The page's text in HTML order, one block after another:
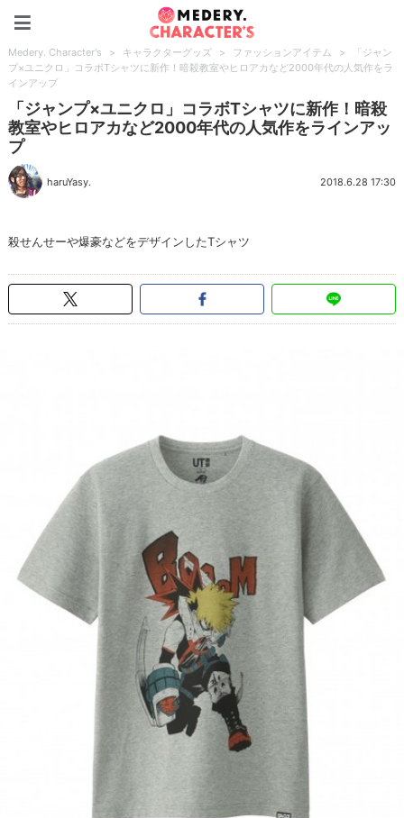
Medery. Character's > キャラクターグッズ > ファッションアイテム >
「ジャン
プ×ユニクロ」コラボTシャツに新作！暗殺教室やヒロアカなど2000年代の人気作をラ
インアップ
「ジャンプ×ユニクロ」コラボTシャツに新作！暗殺
教室やヒロアカなど2000年代の人気作をラインアッ
プ
haruYasy. 2018.6.28 17:30
殺せんせーや爆豪などをデザインしたTシャツ